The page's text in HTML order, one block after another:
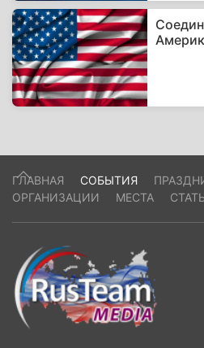
ГЛАВНАЯ СОБЫТИЯ
ОРГАНИЗАЦИИ
МЕСТА